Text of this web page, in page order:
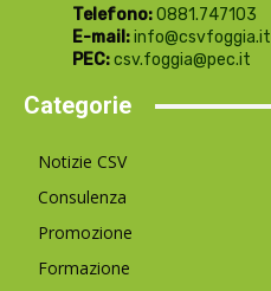
Telefono:0881.747103
E-mail:info@csvfoggia.it
PEC:csv.foggia@pec.it
Categorie
Notizie CSV
Consulenza
Promozione
Formazione